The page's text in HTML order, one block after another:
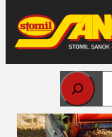
Przejdź
treści